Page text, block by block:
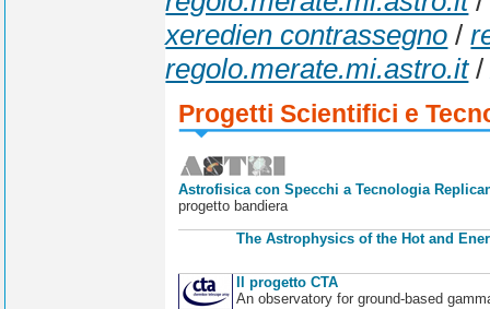
xeredien contrassegno /
regolo.merate.mi.astro.it
Progetti Scientifici e
Astrofisica con Specchi a Tecnologia
progetto bandiera
The Astrophysics of the Hot and
Il progetto CTA
An observatory for ground-based